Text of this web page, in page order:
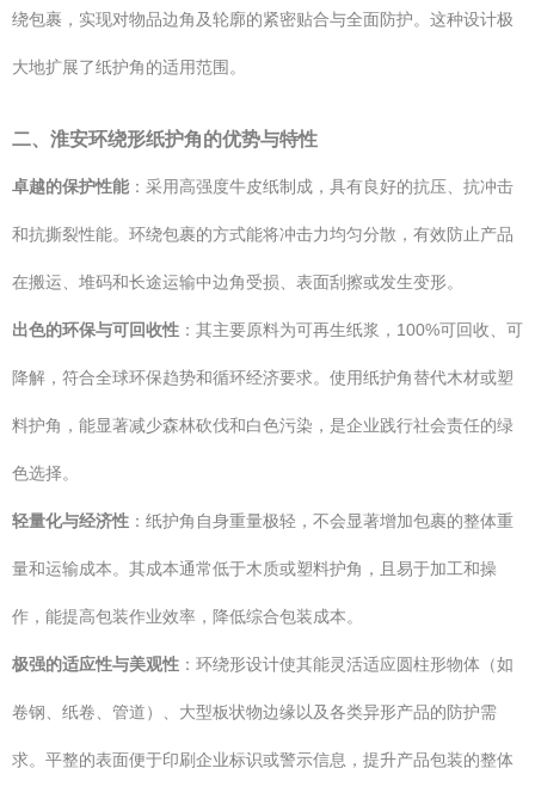
绕包裹，实现对物品边角及轮廓的紧密贴合与全面防护。这种设计极
大地扩展了纸护角的适用范围。
二、淮安环绕形纸护角的优势与特性
卓越的保护性能 ：采用高强度牛皮纸制成，具有良好的抗压、抗冲击
和抗撕裂性能。环绕包裹的方式能将冲击力均匀分散，有效防止产品
在搬运、堆码和长途运输中边角受损、表面刮擦或发生变形。
出色的环保与可回收性 ：其主要原料为可再生纸浆，100%可回收、可
降解，符合全球环保趋势和循环经济要求。使用纸护角替代木材或塑
料护角，能显著减少森林砍伐和白色污染，是企业践行社会责任的绿
色选择。
轻量化与经济性 ：纸护角自身重量极轻，不会显著增加包裹的整体重
量和运输成本。其成本通常低于木质或塑料护角，且易于加工和操
作，能提高包装作业效率，降低综合包装成本。
极强的适应性与美观性 ：环绕形设计使其能灵活适应圆柱形物体（如
卷钢、纸卷、管道）、大型板状物边缘以及各类异形产品的防护需
求。平整的表面便于印刷企业标识或警示信息，提升产品包装的整体